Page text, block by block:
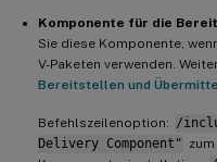
Komponente für die
Sie diese Komponente,
V-Paketen verwenden.
Bereitstellen und
Befehlszeilenoption: /
Delivery Component"